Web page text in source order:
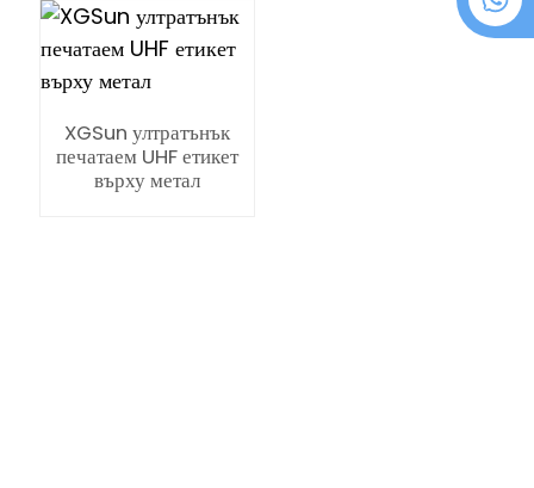
XGSun ултратънък
печатаем UHF етикет
върху метал